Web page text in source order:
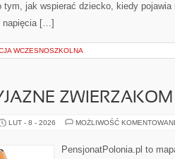
tym, jak wspierać dziecko, kiedy pojawia
napięcia […]
WCZESNOSZKOLNA
ZWIERZAKOM
LUT - 8 - 2026 MOŻLIWOŚĆ
PensjonatPolonia.pl to